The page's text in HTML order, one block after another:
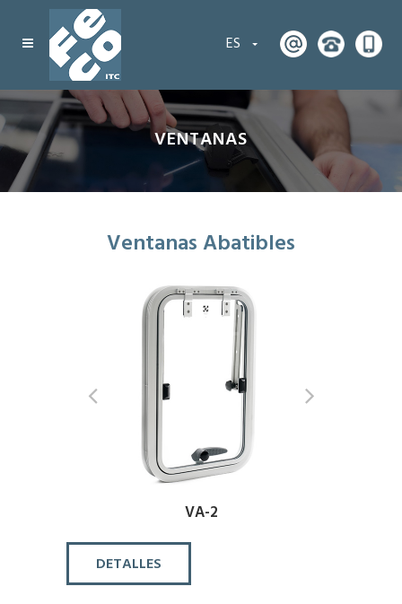
ES
VENTANAS
Ventanas Abatibles
VA-2
DETALLES